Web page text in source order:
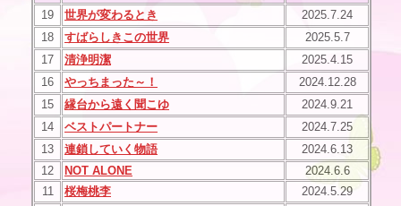
19
世界が変わるとき
2025.7.24
18
すばらしきこの世界
2025.5.7
17
清浄明潔
2025.4.15
16
やっちまった～！
2024.12.28
15
縁台から遠く聞こゆ
2024.9.21
14
ベストパートナー
2024.7.25
13
連鎖していく物語
2024.6.13
12
NOT ALONE
2024.6.6
11
桜梅桃李
2024.5.29